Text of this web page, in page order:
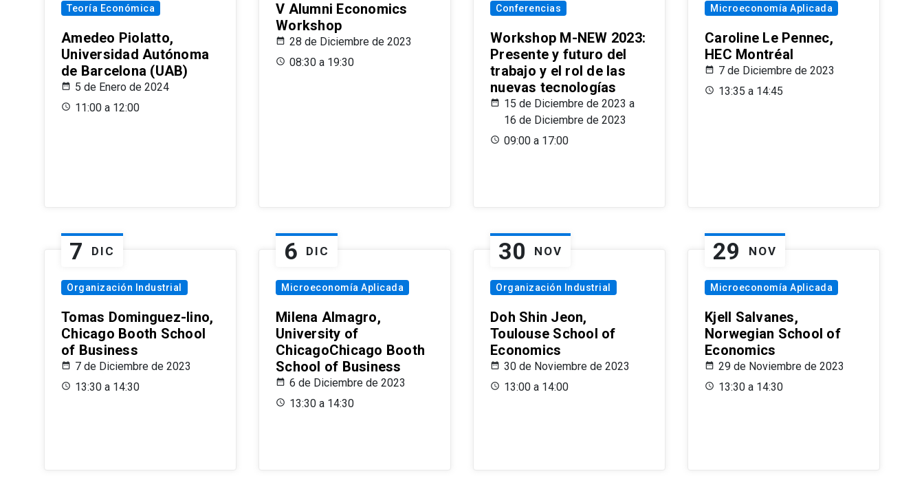
Teoría Económica
Amedeo Piolatto,
Universidad Autónoma
de Barcelona (UAB)
5 de Enero de 2024
11:00 a 12:00
V Alumni Economics
Workshop
28 de Diciembre de 2023
08:30 a 19:30
Conferencias
Workshop M-NEW 2023:
Presente y futuro del
trabajo y el rol de las
nuevas tecnologías
15 de Diciembre de 2023 a
16 de Diciembre de 2023
09:00 a 17:00
Microeconomía Aplicada
Caroline Le Pennec,
HEC Montréal
7 de Diciembre de 2023
13:35 a 14:45
7 DIC
Organización Industrial
Tomas Dominguez-Iino,
Chicago Booth School
of Business
7 de Diciembre de 2023
13:30 a 14:30
6 DIC
Microeconomía Aplicada
Milena Almagro,
University of
ChicagoChicago Booth
School of Business
6 de Diciembre de 2023
13:30 a 14:30
30 NOV
Organización Industrial
Doh Shin Jeon,
Toulouse School of
Economics
30 de Noviembre de 2023
13:00 a 14:00
29 NOV
Microeconomía Aplicada
Kjell Salvanes,
Norwegian School of
Economics
29 de Noviembre de 2023
13:30 a 14:30